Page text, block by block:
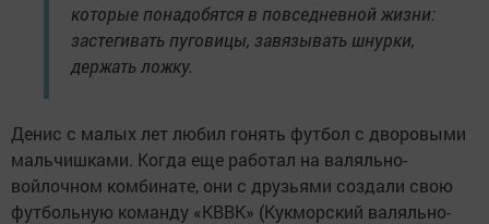
которые понадобятся в повседневной жизни:
застегивать пуговицы, завязывать шнурки,
держать ложку.
Денис с малых лет любил гонять футбол с дворовыми
мальчишками. Когда еще работал на валяльно-
войлочном комбинате, они с друзьями создали свою
футбольную команду «КВВК» (Кукморский валяльно-